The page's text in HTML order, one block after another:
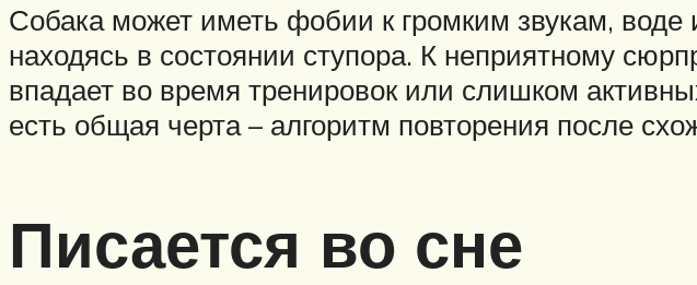
Собака может иметь фобии к громким звукам,
находясь в состоянии ступора. К неприятному
впадает во время тренировок или слишком
есть общая черта – алгоритм повторения после
Писается во сне